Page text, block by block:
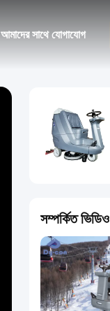
আমাদের সাথে যোগাযোগ
সম্পর্কিত ভিডিও